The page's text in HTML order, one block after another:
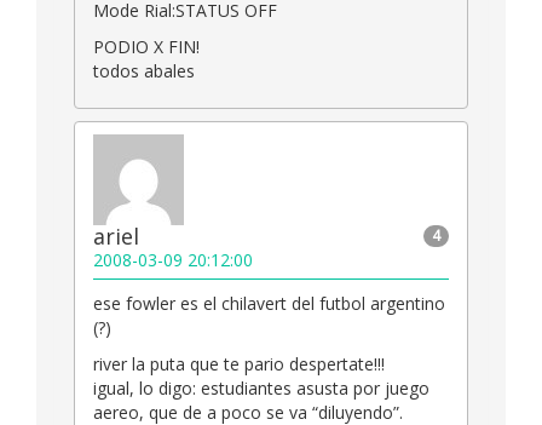
Mode Rial:STATUS OFF
PODIO X FIN!
todos abales
4
ariel
2008-03-09 20:12:00
ese fowler es el chilavert del futbol argentino
(?)
river la puta que te pario despertate!!!
igual, lo digo: estudiantes asusta por juego
aereo, que de a poco se va “diluyendo”.